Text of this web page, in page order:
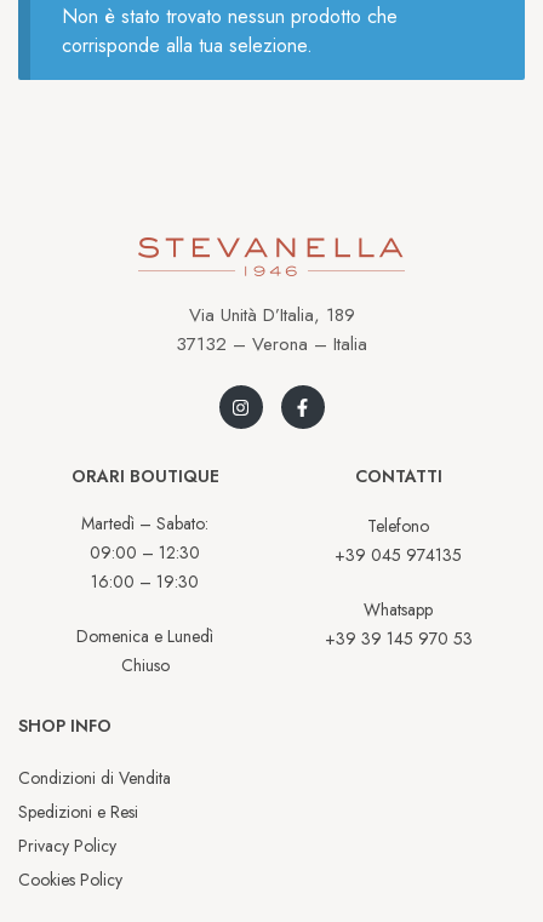
Non è stato trovato nessun prodotto che
corrisponde alla tua selezione.
Via Unità D’Italia, 189
37132 – Verona – Italia
ORARI BOUTIQUE
Martedì – Sabato:
09:00 – 12:30
16:00 – 19:30
Domenica e Lunedì
Chiuso
CONTATTI
Telefono
+39 045 974135
Whatsapp
+39 39 145 970 53
SHOP INFO
Condizioni di Vendita
Spedizioni e Resi
Privacy Policy
Cookies Policy